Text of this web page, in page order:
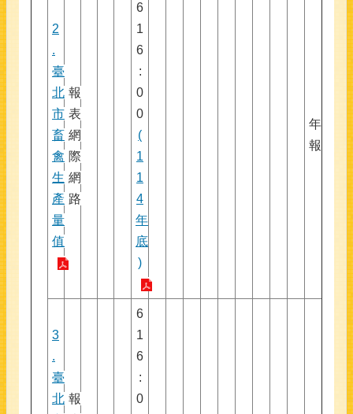
2
.
臺
北
市
畜
禽
生
產
量
值
報
表
網
際
網
路
6
1
6
:
0
0
(
1
1
4
年
底
)
年
報
3
.
臺
北 報
6
1
6
:
0